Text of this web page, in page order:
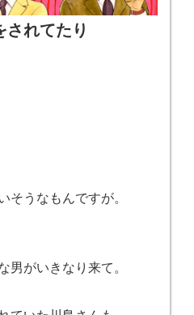
れてたり
うなもんですが。
男がいきなり来て。